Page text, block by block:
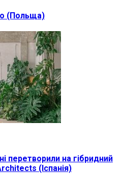
(Польща)
перетворили на гібридний
(Іспанія)